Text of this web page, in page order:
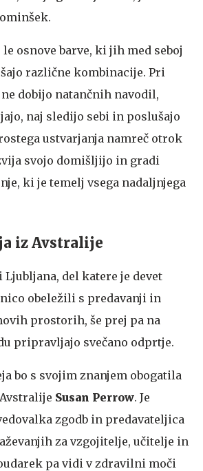
osnove barve, ki jih med seboj
različne kombinacije. Pri
dobijo natančnih navodil,
naj sledijo sebi in poslušajo
ustvarjanja namreč otrok
svojo domišljijo in gradi
ki je temelj vsega nadaljnjega
iz Avstralije
del katere je devet
obeležili s predavanji in
prostorih, še prej pa na
pripravljajo svečano odprtje.
bo s svojim znanjem obogatila
Susan Perrow. Je
zgodb in predavateljica
za vzgojitelje, učitelje in
pa vidi v zdravilni moči